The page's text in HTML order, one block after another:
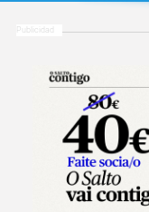
Salto a